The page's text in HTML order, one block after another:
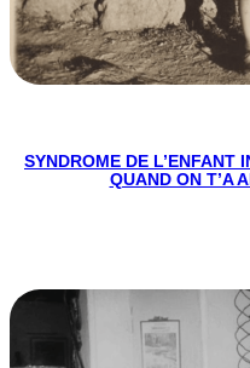
SYNDROME DE L’ENFANT
QUAND ON T’A